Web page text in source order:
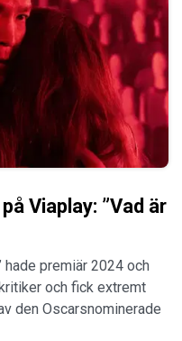
Viaplay: ”Vad är
premiär 2024 och
och fick extremt
den Oscarsnominerade